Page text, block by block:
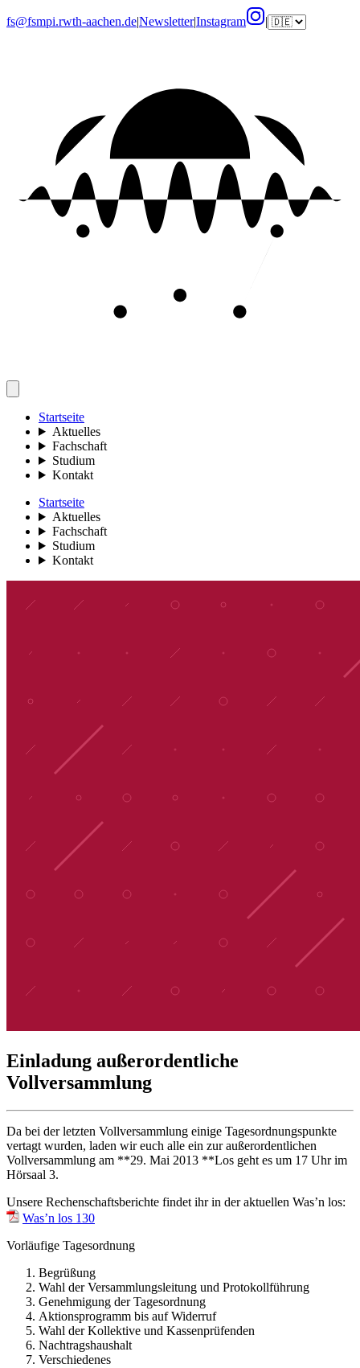
fs@fsmpi.rwth-aachen.de|Newsletter|Instagram |
Startseite
Aktuelles
Fachschaft
Studium
Kontakt
Startseite
Aktuelles
Fachschaft
Studium
Kontakt
Einladung außerordentliche
Vollversammlung
Da bei der letzten Vollversammlung einige Tagesordnungspunkte
vertagt wurden, laden wir euch alle ein zur außerordentlichen
Vollversammlung am **29. Mai 2013 **Los geht es um 17 Uhr im
Hörsaal 3.
Unsere Rechenschaftsberichte findet ihr in der aktuellen Was’n los:
Was’n los 130
Vorläufige Tagesordnung
Begrüßung
Wahl der Versammlungsleitung und Protokollführung
Genehmigung der Tagesordnung
Aktionsprogramm bis auf Widerruf
Wahl der Kollektive und Kassenprüfenden
Nachtragshaushalt
Verschiedenes